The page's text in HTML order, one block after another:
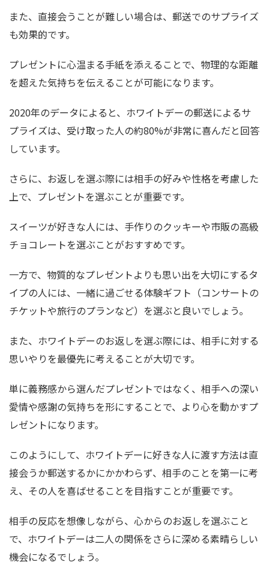
また、直接会うことが難しい場合は、郵送でのサプライズ
も効果的です。
プレゼントに心温まる手紙を添えることで、物理的な距離
を超えた気持ちを伝えることが可能になります。
2020年のデータによると、ホワイトデーの郵送によるサ
プライズは、受け取った人の約80%が非常に喜んだと回答
しています。
さらに、お返しを選ぶ際には相手の好みや性格を考慮した
上で、プレゼントを選ぶことが重要です。
スイーツが好きな人には、手作りのクッキーや市販の高級
チョコレートを選ぶことがおすすめです。
一方で、物質的なプレゼントよりも思い出を大切にするタ
イプの人には、一緒に過ごせる体験ギフト（コンサートの
チケットや旅行のプランなど）を選ぶと良いでしょう。
また、ホワイトデーのお返しを選ぶ際には、相手に対する
思いやりを最優先に考えることが大切です。
単に義務感から選んだプレゼントではなく、相手への深い
愛情や感謝の気持ちを形にすることで、より心を動かすプ
レゼントになります。
このようにして、ホワイトデーに好きな人に渡す方法は直
接会うか郵送するかにかかわらず、相手のことを第一に考
え、その人を喜ばせることを目指すことが重要です。
相手の反応を想像しながら、心からのお返しを選ぶこと
で、ホワイトデーは二人の関係をさらに深める素晴らしい
機会になるでしょう。